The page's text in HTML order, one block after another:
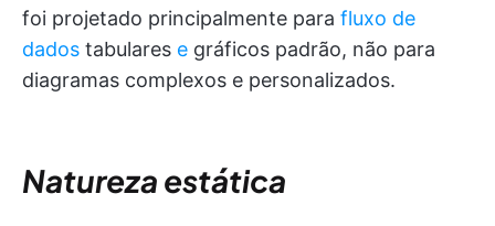
foi projetado principalmente para fluxo de
dados tabulares e gráficos padrão, não para
diagramas complexos e personalizados.
Natureza estática